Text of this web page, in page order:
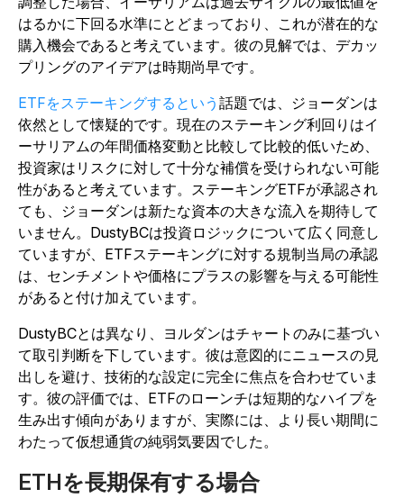
はるかに下回る水準にとどまっており、これが潜在的な
購入機会であると考えています。彼の見解では、デカッ
プリングのアイデアは時期尚早です。
ETFをステーキングするという 話題では、ジョーダンは
依然として懐疑的です。現在のステーキング利回りはイ
ーサリアムの年間価格変動と比較して比較的低いため、
投資家はリスクに対して十分な補償を受けられない可能
性があると考えています。ステーキングETFが承認され
ても、ジョーダンは新たな資本の大きな流入を期待して
いません。DustyBCは投資ロジックについて広く同意し
ていますが、ETFステーキングに対する規制当局の承認
は、センチメントや価格にプラスの影響を与える可能性
があると付け加えています。
DustyBCとは異なり、ヨルダンはチャートのみに基づい
て取引判断を下しています。彼は意図的にニュースの見
出しを避け、技術的な設定に完全に焦点を合わせていま
す。彼の評価では、ETFのローンチは短期的なハイプを
生み出す傾向がありますが、実際には、より長い期間に
わたって仮想通貨の純弱気要因でした。
ETHを長期保有する場合